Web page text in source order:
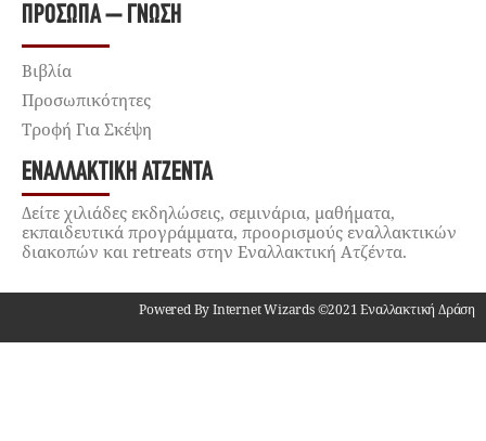
ΠΡΌΣΩΠΑ – ΓΝΏΣΗ
Βιβλία
Προσωπικότητες
Τροφή Για Σκέψη
ΕΝΑΛΛΑΚΤΙΚΉ ΑΤΖΈΝΤΑ
Δείτε χιλιάδες εκδηλώσεις, σεμινάρια, μαθήματα,
εκπαιδευτικά προγράμματα, προορισμούς εναλλακτικών
διακοπών και retreats στην Εναλλακτική Ατζέντα.
Powered By Internet Wizards ©2021 Εναλλακτική Δράση